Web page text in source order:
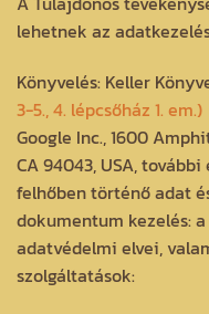
lehetnek az
Könyvelés: Keller
3-5., 4. lépcsőház 1. em.)
Google Inc., 1600
CA 94043, USA,
felhőben történő adat
dokumentum kezelés:
adatvédelmi elvei,
szolgáltatások: